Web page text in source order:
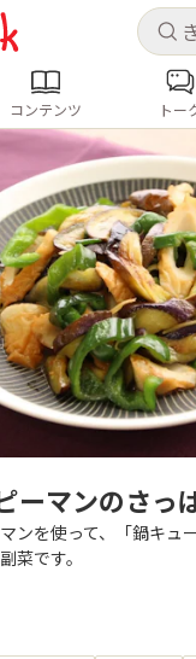
ログインするとレシピを保存で
イン
ンツ
るお問い合わせ
ピ
レシピ
なす トマト
と
みょうが ゴーヤ
コンテンツ トー
ーマンのさっ
ンを使って、「鍋キュ
菜です。